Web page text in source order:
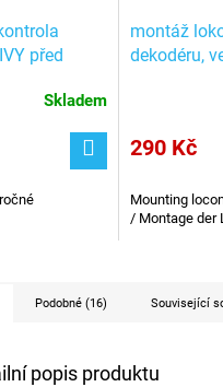
před
Skladem
montáž
dekodéru,
290 Kč
Mounting
/ Montage der
Podobné (16) Související
popis produktu